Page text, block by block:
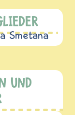
Smetana
UND